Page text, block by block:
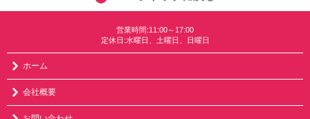
営業時間:11:00～17:00
定休日:水曜日、土曜日、日曜日
ホーム
会社概要